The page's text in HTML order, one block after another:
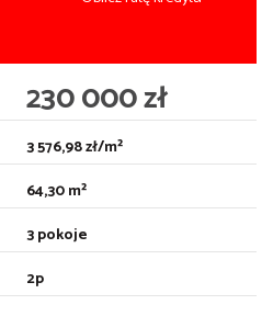
230 000 zł
3 576,98 zł/m²
64,30 m²
3 pokoje
2p